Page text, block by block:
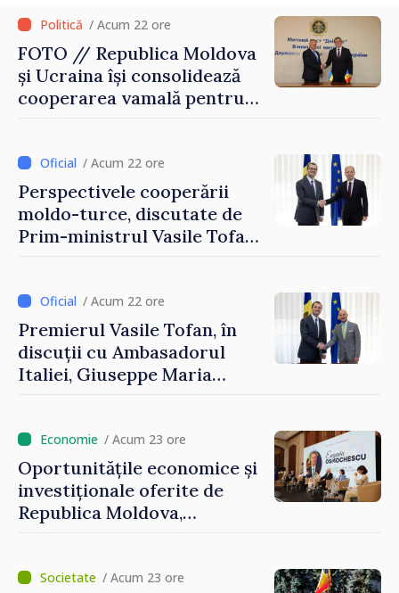
/ Acum 22 ore
FOTO // Republica Moldova
și Ucraina își consolidează
cooperarea vamală pentru
Reuniune la Moghiliov-
Podolsk
/ Acum 22 ore
Perspectivele cooperării
moldo-turce, discutate de
Prim-ministrul Vasile Tofan
/ Acum 22 ore
Premierul Vasile Tofan, în
discuții cu Ambasadorul
Italiei, Giuseppe Maria
/ Acum 23 ore
Oportunitățile economice și
investiționale oferite de
Republica Moldova,
Forumul Diasporei
/ Acum 23 ore